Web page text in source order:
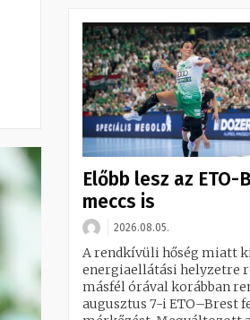
Előbb lesz az ETO-
meccs is
2026.08.05.
A rendkívüli hőség miatt
energiaellátási helyzetre
másfél órával korábban
augusztus 7-i ETO–Brest